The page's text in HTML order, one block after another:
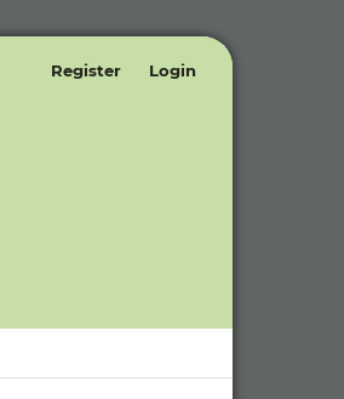
Register Login